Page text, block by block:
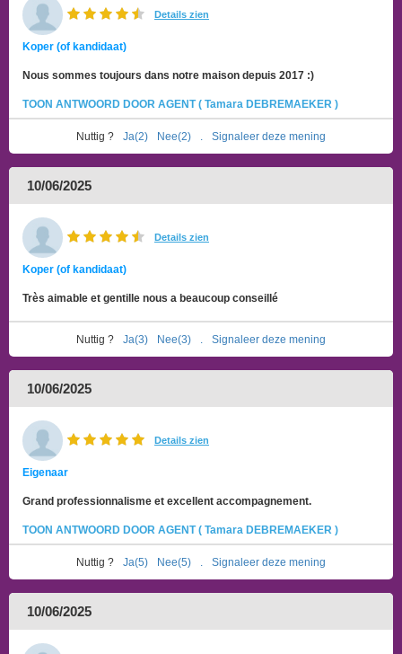
Details zien
Koper (of kandidaat)
Nous sommes toujours dans notre maison depuis 2017 :)
TOON ANTWOORD DOOR AGENT ( Tamara DEBREMAEKER )
Nuttig ? Ja(2) Nee(2) Signaleer deze mening
10/06/2025
Details zien
Koper (of kandidaat)
Très aimable et gentille nous a beaucoup conseillé
Nuttig ? Ja(3) Nee(3) Signaleer deze mening
10/06/2025
Details zien
Eigenaar
Grand professionnalisme et excellent accompagnement.
TOON ANTWOORD DOOR AGENT ( Tamara DEBREMAEKER )
Nuttig ? Ja(5) Nee(5) Signaleer deze mening
10/06/2025